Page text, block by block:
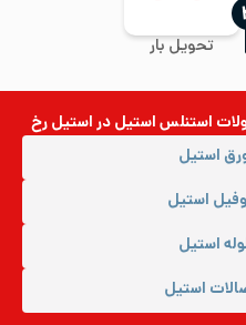
تحویل بار
استنلس استیلدر استیل رخ
استیل
استیل
استیل
استیل